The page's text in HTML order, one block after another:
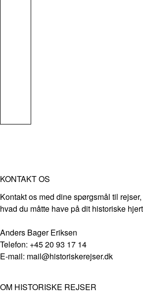
KONTAKT OS
Kontakt os med dine spørgsmål til
hvad du måtte have på dit historiske
Anders Bager Eriksen
Telefon: +45 20 93 17 14
E-mail: mail@historiskerejser.dk
OM HISTORISKE REJSER